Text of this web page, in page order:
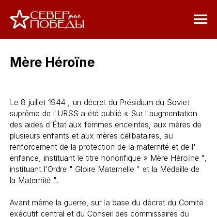
Mère Héroïne
Le 8 juillet 1944 , un décret du Présidium du Soviet
suprême de l'URSS a été publié « Sur l'augmentation
des aides d'État aux femmes enceintes, aux mères de
plusieurs enfants et aux mères célibataires, au
renforcement de la protection de la maternité et de l'
enfance, instituant le titre honorifique » Mère Héroïne ",
instituant l'Ordre " Gloire Maternelle " et la Médaille de
la Maternité ".
Avant même la guerre, sur la base du décret du Comité
exécutif central et du Conseil des commissaires du